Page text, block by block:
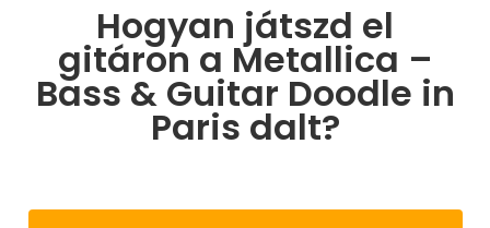
Hogyan játszd el
gitáron a Metallica –
Bass & Guitar Doodle in
Paris dalt?